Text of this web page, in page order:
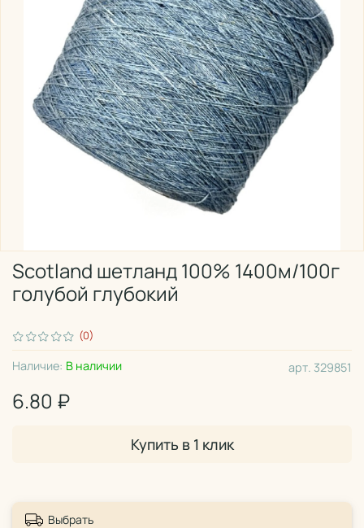
(0)
арт. 329851
Наличие: В наличии
Scotland шетланд 100% 1400м/100г
голубой глубокий
6.80 ₽
Купить в 1 клик
Выбрать